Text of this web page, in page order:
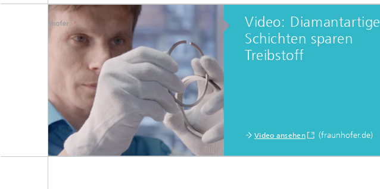
Video: Diamantartige
Schichten sparen
Treibstoff
Video ansehen (fraunhofer.de)